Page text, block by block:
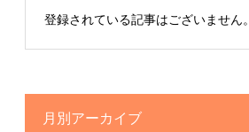
登録されている記事はございません。
月別アーカイブ